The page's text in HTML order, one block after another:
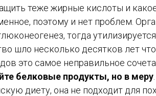
теже жирные кислоты и
поэтому и нет проблем.
тогда
шло несколько десятков лет
это самое неправильное
белковые продукты, но в меру
диету, она не подходит для